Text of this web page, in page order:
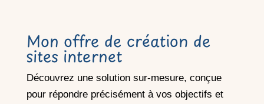
Mon offre de création de
sites internet
Découvrez une solution sur-mesure, conçue
pour répondre précisément à vos objectifs et